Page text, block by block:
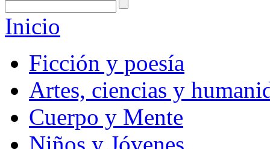
Inicio
Ficción y poesía
Artes, ciencias y
Cuerpo y Mente